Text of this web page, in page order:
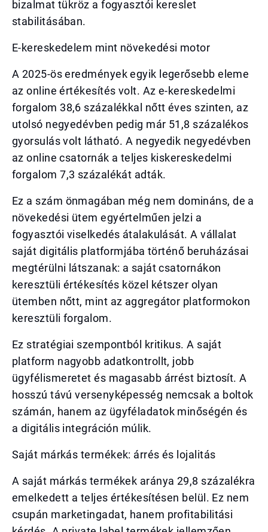
bizalmat tükröz a fogyasztói kereslet
stabilitásában.
E-kereskedelem mint növekedési motor
A 2025-ös eredmények egyik legerősebb eleme
az online értékesítés volt. Az e-kereskedelmi
forgalom 38,6 százalékkal nőtt éves szinten, az
utolsó negyedévben pedig már 51,8 százalékos
gyorsulás volt látható. A negyedik negyedévben
az online csatornák a teljes kiskereskedelmi
forgalom 7,3 százalékát adták.
Ez a szám önmagában még nem domináns, de a
növekedési ütem egyértelműen jelzi a
fogyasztói viselkedés átalakulását. A vállalat
saját digitális platformjába történő beruházásai
megtérülni látszanak: a saját csatornákon
keresztüli értékesítés közel kétszer olyan
ütemben nőtt, mint az aggregátor platformokon
keresztüli forgalom.
Ez stratégiai szempontból kritikus. A saját
platform nagyobb adatkontrollt, jobb
ügyfélismeretet és magasabb árrést biztosít. A
hosszú távú versenyképesség nemcsak a boltok
számán, hanem az ügyféladatok minőségén és
a digitális integráción múlik.
Saját márkás termékek: árrés és lojalitás
A saját márkás termékek aránya 29,8 százalékra
emelkedett a teljes értékesítésen belül. Ez nem
csupán marketingadat, hanem profitabilitási